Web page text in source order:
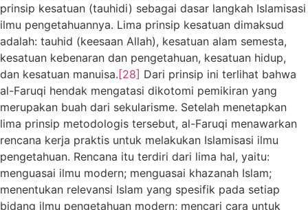
prinsip kesatuan (tauhidi) sebagai dasar langkah Islamisasi
ilmu pengetahuannya. Lima prinsip kesatuan dimaksud
adalah: tauhid (keesaan Allah), kesatuan alam semesta,
kesatuan kebenaran dan pengetahuan, kesatuan hidup,
dan kesatuan manuisa. [28] Dari prinsip ini terlihat bahwa
al-Faruqi hendak mengatasi dikotomi pemikiran yang
merupakan buah dari sekularisme. Setelah menetapkan
lima prinsip metodologis tersebut, al-Faruqi menawarkan
rencana kerja praktis untuk melakukan Islamisasi ilmu
pengetahuan. Rencana itu terdiri dari lima hal, yaitu:
menguasai ilmu modern; menguasai khazanah Islam;
menentukan relevansi Islam yang spesifik pada setiap
bidang ilmu pengetahuan modern; mencari cara untuk